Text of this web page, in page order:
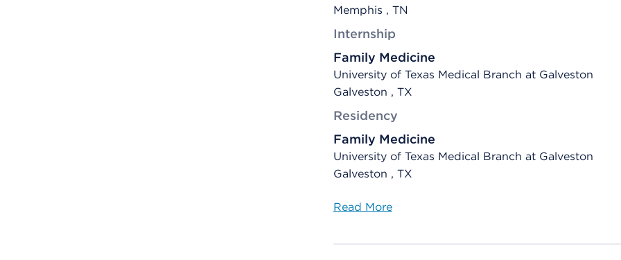
Memphis , TN
Internship
Family Medicine
University of Texas Medical Branch at Galveston
Galveston , TX
Residency
Family Medicine
University of Texas Medical Branch at Galveston
Galveston , TX
Read More